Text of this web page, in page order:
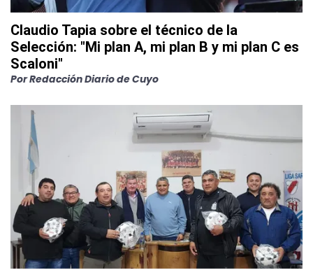
Claudio Tapia sobre el técnico de la
Selección: "Mi plan A, mi plan B y mi plan C es
Scaloni"
PorRedacción Diario de Cuyo